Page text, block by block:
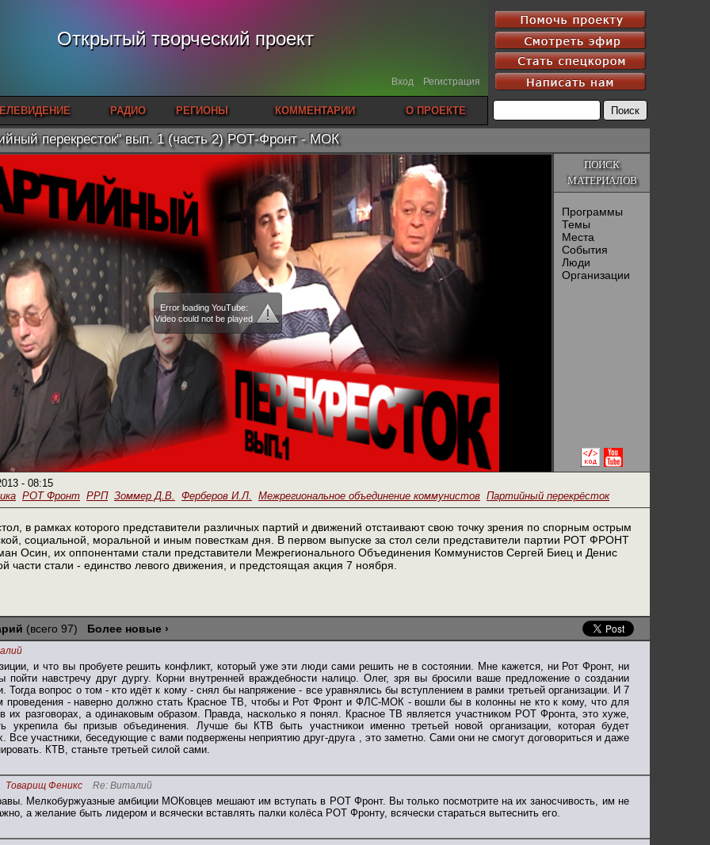
Открытый творческий проект
Вход Регистрация
РАДИО РЕГИОНЫ КОММЕНТАРИИ О ПРОЕКТЕ
перекресток" вып. 1 (часть 2) РОТ-Фронт - МОК
ПОИСК
МАТЕРИАЛОВ
Программы
Темы
Места
События
Люди
Организации
Error loading YouTube:
Video could not be played
- 08:15
РОТ Фронт РРП Зоммер Д.В. Ферберов И.Л. Межрегиональное объединение коммунистов Партийный перекрёсток
в рамках которого представители различных партий и движений отстаивают свою точку зрения по спорным острым
социальной, моральной и иным повесткам дня. В первом выпуске за стол сели представители партии РОТ ФРОНТ
Осин, их оппонентами стали представители Межрегионального Объединения Коммунистов Сергей Биец и Денис
части стали - единство левого движения, и предстоящая акция 7 ноября.
(всего 97) Более новые ›
и что вы пробуете решить конфликт, который уже эти люди сами решить не в состоянии. Мне кажется, ни Рот Фронт, ни
навстречу друг дургу. Корни внутренней враждебности налицо. Олег, зря вы бросили ваше предложение о создании
Тогда вопрос о том - кто идёт к кому - снял бы напряжение - все уравнялись бы вступлением в рамки третьей организации. И 7
проведения - наверно должно стать Красное ТВ, чтобы и Рот Фронт и ФЛС-МОК - вошли бы в колонны не кто к кому, что для
их разговорах, а одинаковым образом. Правда, насколько я понял. Красное ТВ является участником РОТ Фронта, это хуже,
укрепила бы призыв объединения. Лучше бы КТВ быть участникои именно третьей новой организации, которая будет
Все участники, беседующие с вами подвержены неприятию друг-друга , это заметно. Сами они не смогут договориться и даже
КТВ, станьте третьей силой сами.
Товарищ Феникс Re: Виталий
Мелкобуржуазные амбиции МОКовцев мешают им вступать в РОТ Фронт. Вы только посмотрите на их заносчивость, им не
а желание быть лидером и всячески вставлять палки колёса РОТ Фронту, всячески стараться вытеснить его.